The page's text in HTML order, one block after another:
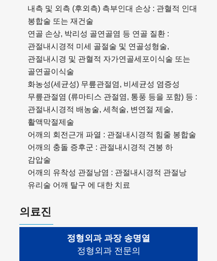
내측 및 외측 (후외측) 측부인대 손상 : 관혈적 인대
봉합술 또는 재건술
연골 손상, 박리성 골연골염 등 연골 질환 :
관절내시경적 미세 골절술 및 연골성형술,
관절내시경 및 관혈적 자가연골세포이식술 또는
골연골이식술
화농성(세균성) 무릎관절염, 비세균성 염증성
무릎관절염 (류마티스 관절염, 통풍 등을 포함) 등 :
관절내시경적 배농술, 세척술, 변연절 제술,
활액막절제술
어깨의 회전근개 파열 : 관절내시경적 힘줄 봉합술
어깨의 충돌 증후군 : 관절내시경적 견봉 하
감압술
어깨의 유착성 관절낭염 : 관절내시경적 관절낭
유리술 어깨 탈구 에 대한 치료
의료진
정형외과 과장 송명열
정형외과 전문의